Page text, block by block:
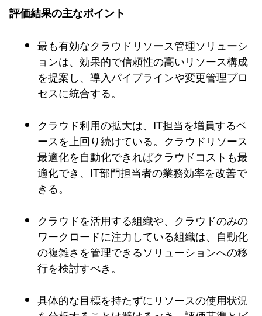
評価結果の主なポイント
最も有効なクラウドリソース管理ソリューシ
ョンは、効果的で信頼性の高いリソース構成
を提案し、導入パイプラインや変更管理プロ
セスに統合する。
クラウド利用の拡大は、IT担当を増員するペ
ースを上回り続けている。クラウドリソース
最適化を自動化できればクラウドコストも最
適化でき、IT部門担当者の業務効率を改善で
きる。
クラウドを活用する組織や、クラウドのみの
ワークロードに注力している組織は、自動化
の複雑さを管理できるソリューションへの移
行を検討すべき。
具体的な目標を持たずにリソースの使用状況